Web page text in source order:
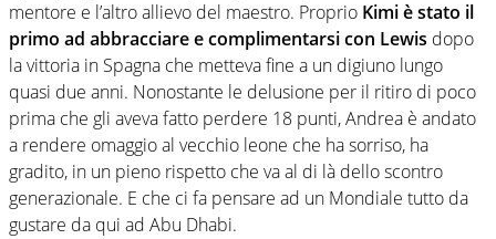
mentore e l’altro allievo del maestro. Proprio Kimi è stato il
primo ad abbracciare e complimentarsi con Lewis dopo
la vittoria in Spagna che metteva fine a un digiuno lungo
quasi due anni. Nonostante le delusione per il ritiro di poco
prima che gli aveva fatto perdere 18 punti, Andrea è andato
a rendere omaggio al vecchio leone che ha sorriso, ha
gradito, in un pieno rispetto che va al di là dello scontro
generazionale. E che ci fa pensare ad un Mondiale tutto da
gustare da qui ad Abu Dhabi.